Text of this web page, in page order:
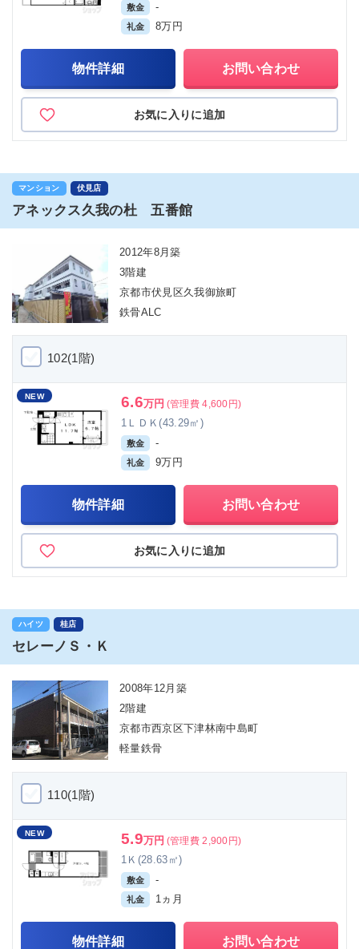
敷金 -
礼金 8万円
物件詳細 お問い合わせ
お気に入りに追加
マンション 伏見店
アネックス久我の杜 五番館
2012年8月築
3階建
京都市伏見区久我御旅町
鉄骨ALC
102(1階)
NEW 6.6万円 (管理費 4,600円)
1ＬＤＫ(43.29㎡)
敷金 -
礼金 9万円
物件詳細 お問い合わせ
お気に入りに追加
ハイツ 桂店
セレーノＳ・Ｋ
2008年12月築
2階建
京都市西京区下津林南中島町
軽量鉄骨
110(1階)
NEW 5.9万円 (管理費 2,900円)
1Ｋ(28.63㎡)
敷金 -
礼金 1ヵ月
物件詳細 お問い合わせ